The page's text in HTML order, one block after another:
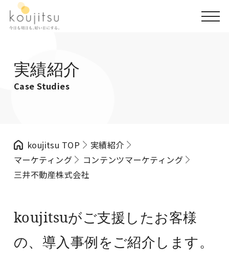
実績紹介
Case Studies
koujitsu TOP
実績紹介
マーケティング
コンテンツマーケティング
三井不動産株式会社
koujitsuがご支援したお客様
の、 導入事例をご紹介します。